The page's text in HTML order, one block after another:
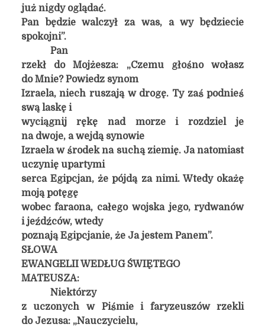
już nigdy oglądać.
Pan będzie walczył za was, a wy będziecie
spokojni”.
Pan
rzekł do Mojżesza: „Czemu głośno wołasz
do Mnie? Powiedz synom
Izraela, niech ruszają w drogę. Ty zaś podnieś
swą laskę i
wyciągnij rękę nad morze i rozdziel je
na dwoje, a wejdą synowie
Izraela w środek na suchą ziemię. Ja natomiast
uczynię upartymi
serca Egipcjan, że pójdą za nimi. Wtedy okażę
moją potęgę
wobec faraona, całego wojska jego, rydwanów
i jeźdźców, wtedy
poznają Egipcjanie, że Ja jestem Panem”.
SŁOWA
EWANGELII WEDŁUG ŚWIĘTEGO
MATEUSZA:
Niektórzy
z uczonych w Piśmie i faryzeuszów rzekli
do Jezusa: „Nauczycielu,